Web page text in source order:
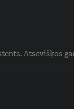
Atsevišķos